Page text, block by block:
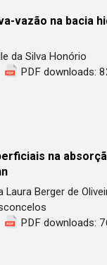
vazão na bacia
da Silva Honório
PDF downloads:
na
Laura Berger de
PDF downloads: